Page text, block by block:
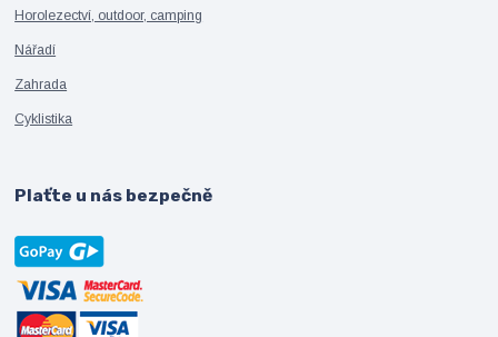
Horolezectví, outdoor, camping
Nářadí
Zahrada
Cyklistika
Plaťte u nás bezpečně